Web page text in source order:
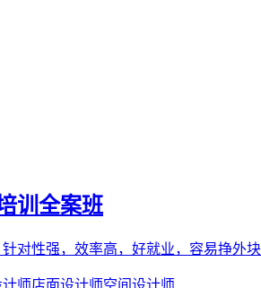
训全案班
对性强，效率高，好就业，容易挣外块
师店面设计师空间设计师